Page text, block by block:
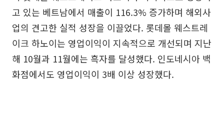
고 있는 베트남에서 매출이 116.3% 증가하며 해외사
업의 견고한 실적 성장을 이끌었다. 롯데몰 웨스트레
이크 하노이는 영업이익이 지속적으로 개선되며 지난
해 10월과 11월에는 흑자를 달성했다. 인도네시아 백
화점에서도 영업이익이 3배 이상 성장했다.